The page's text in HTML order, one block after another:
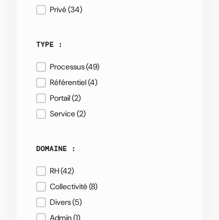
Privé(34)
TYPE :
TYPE :
Processus(49)
Référentiel(4)
Portail(2)
Service(2)
DOMAINE :
DOMAINE :
RH(42)
Collectivité(8)
Divers(5)
Admin(1)